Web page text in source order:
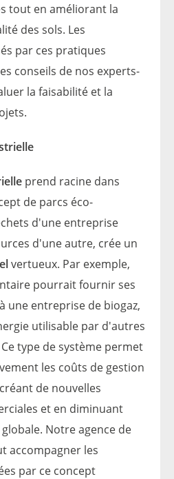
tout en améliorant la
des sols. Les
par ces pratiques
conseils de nos experts-
la faisabilité et la
prend racine dans
de parcs éco-
d'une entreprise
d'une autre, crée un
vertueux. Par exemple,
pourrait fournir ses
une entreprise de biogaz,
utilisable par d'autres
type de système permet
les coûts de gestion
de nouvelles
et en diminuant
Notre agence de
accompagner les
par ce concept